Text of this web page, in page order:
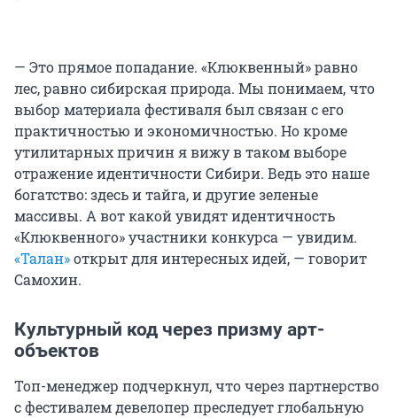
— Это прямое попадание. «Клюквенный» равно
лес, равно сибирская природа. Мы понимаем, что
выбор материала фестиваля был связан с его
практичностью и экономичностью. Но кроме
утилитарных причин я вижу в таком выборе
отражение идентичности Сибири. Ведь это наше
богатство: здесь и тайга, и другие зеленые
массивы. А вот какой увидят идентичность
«Клюквенного» участники конкурса — увидим.
«Талан»открыт для интересных идей, — говорит
Самохин.
Культурный код через призму арт-
объектов
Топ-менеджер подчеркнул, что через партнерство
с фестивалем девелопер преследует глобальную